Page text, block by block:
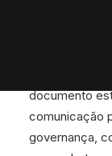
documento
comunicação
governança,